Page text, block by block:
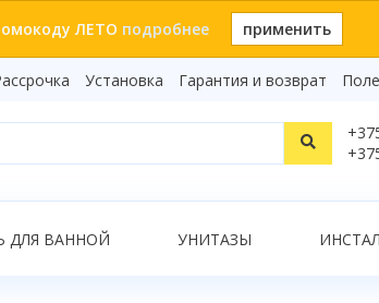
ЛЕТО подробнее применить
Установка Гарантия и возврат
Бренды
Показать все результаты
ДЛЯ ВАННОЙ УНИТАЗЫ